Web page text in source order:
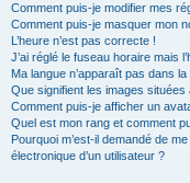
Comment puis-je modifier mes
Comment puis-je masquer mon
L’heure n’est pas correcte !
J’ai réglé le fuseau horaire mais
Ma langue n’apparaît pas dans la
Que signifient les images situées
Comment puis-je afficher un
Quel est mon rang et comment
Pourquoi m’est-il demandé de
électronique d’un utilisateur ?